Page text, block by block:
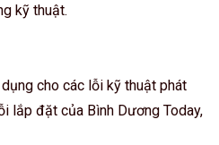
kỹ thuật.
cho các lỗi kỹ thuật phát
lắp đặt của Bình Dương Today,